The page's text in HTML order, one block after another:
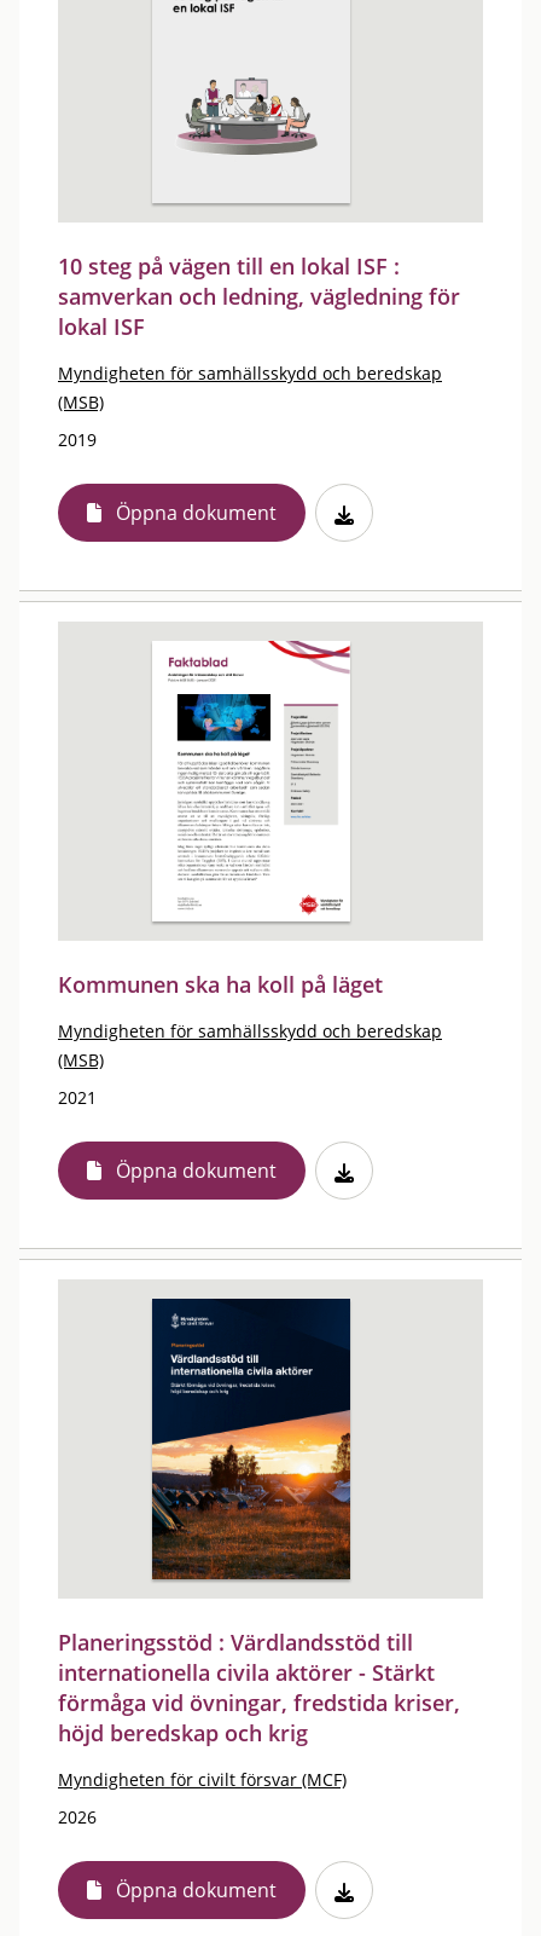
10 steg på vägen till en lokal ISF :
samverkan och ledning, vägledning för
lokal ISF
Myndigheten för samhällsskydd och beredskap
(MSB)
2019
Öppna dokument
Kommunen ska ha koll på läget
Myndigheten för samhällsskydd och beredskap
(MSB)
2021
Öppna dokument
Planeringsstöd : Värdlandsstöd till
internationella civila aktörer - Stärkt
förmåga vid övningar, fredstida kriser,
höjd beredskap och krig
Myndigheten för civilt försvar (MCF)
2026
Öppna dokument